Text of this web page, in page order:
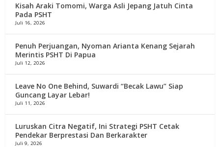
Kisah Araki Tomomi, Warga Asli Jepang Jatuh Cinta
Pada PSHT
Juli 16, 2026
Penuh Perjuangan, Nyoman Arianta Kenang Sejarah
Merintis PSHT Di Papua
Juli 12, 2026
Leave No One Behind, Suwardi “Becak Lawu” Siap
Guncang Layar Lebar!
Juli 11, 2026
Luruskan Citra Negatif, Ini Strategi PSHT Cetak
Pendekar Berprestasi Dan Berkarakter
Juli 9, 2026